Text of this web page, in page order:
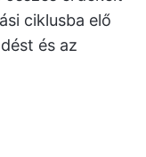
ciklusba elő
és az